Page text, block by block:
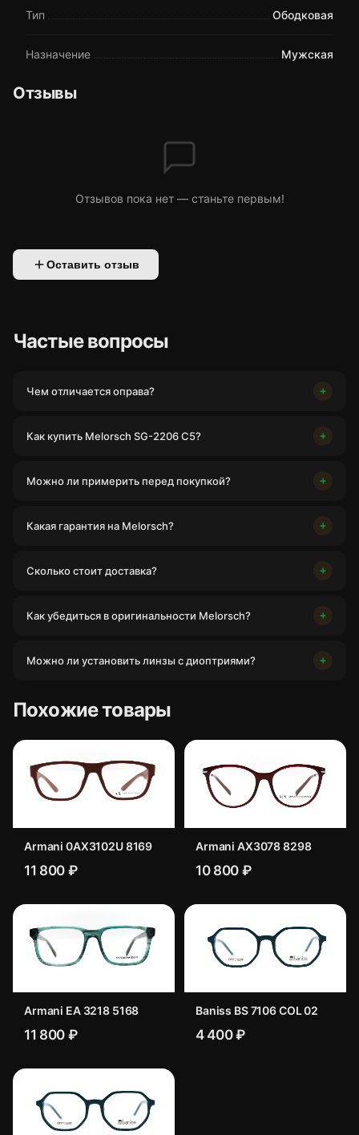
Тип Ободковая
Назначение Мужская
Отзывы
Отзывов пока нет — станьте первым!
Оставить отзыв
Частые вопросы
Чем отличается оправа?
Как купить Melorsch SG-2206 C5?
Можно ли примерить перед покупкой?
Какая гарантия на Melorsch?
Сколько стоит доставка?
Как убедиться в оригинальности Melorsch?
Можно ли установить линзы с диоптриями?
Похожие товары
Armani 0AX3102U 8169
11 800 ₽
Armani AX3078 8298
10 800 ₽
Armani EA 3218 5168
11 800 ₽
Baniss BS 7106 COL 02
4 400 ₽